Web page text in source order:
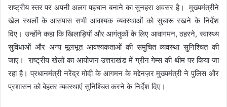
राष्ट्रीय स्तर पर अपनी अलग पहचान बनाने का सुनहरा अवसर है। मुख्यमंत्रीने
खेल स्थलों के आसपास सभी आवश्यक व्यवस्थाओं को सुचारू रखने के निर्देश
दिए। उन्होंने कहा कि खिलाड़ियों और आगंतुकों के लिए आवागमन, ठहरने, स्वास्थ्य
सुविधाओं और अन्य मूलभूत आवश्यकताओं की समुचित व्यवस्था सुनिश्चित की
जाए। राष्ट्रीय खेलों का आयोजन उत्तराखंड में ग्रीन गेम्स की थीम पर किया जा
रहा है। प्रधानमंत्री नरेंद्र मोदी के आगमन के मद्देनज़र मुख्यमंत्री ने पुलिस और
प्रशासन को बेहतर व्यवस्थाएं सुनिश्चित करने के निर्देश दिए।